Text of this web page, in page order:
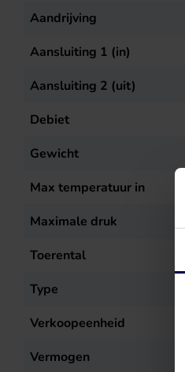
Aandrijving
Aansluiting 1 (in)
Aansluiting 2 (uit)
Debiet
Gewicht
Max temperatuur in
Maximale druk
Toerental
Type
Verkoopeenheid
Vermogen